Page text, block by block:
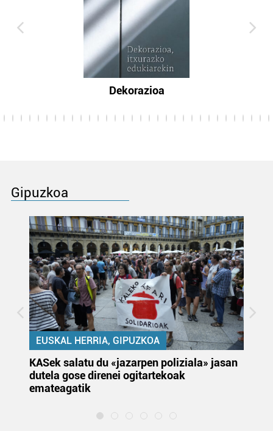
Dekorazioa
Gipuzkoa
EUSKAL HERRIA, GIPUZKOA
KASek salatu du «jazarpen poliziala» jasan
dutela gose direnei ogitartekoak
emateagatik